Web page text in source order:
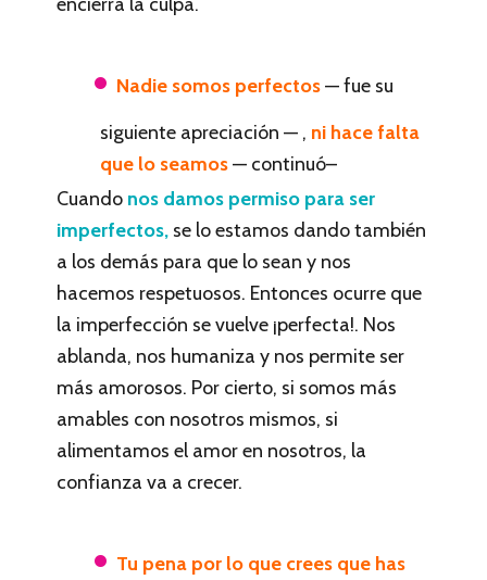
Nadie somos perfectos— fue su
siguiente apreciación — , ni hace falta
que lo seamos— continuó–
Cuando nos damos permiso para ser
imperfectos, se lo estamos dando también
a los demás para que lo sean y nos
hacemos respetuosos. Entonces ocurre que
la imperfección se vuelve ¡perfecta!. Nos
ablanda, nos humaniza y nos permite ser
más amorosos. Por cierto, si somos más
amables con nosotros mismos, si
alimentamos el amor en nosotros, la
confianza va a crecer.
Tu pena por lo que crees que has